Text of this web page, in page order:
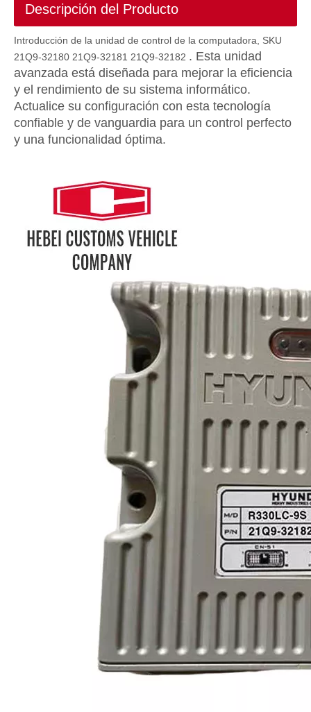
Descripción del Producto
Introducción de la unidad de control de la computadora, SKU
21Q9-32180 21Q9-32181 21Q9-32182 . Esta unidad
avanzada está diseñada para mejorar la eficiencia
y el rendimiento de su sistema informático.
Actualice su configuración con esta tecnología
confiable y de vanguardia para un control perfecto
y una funcionalidad óptima.